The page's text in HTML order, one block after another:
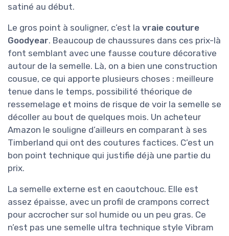
satiné au début.
Le gros point à souligner, c’est la vraie couture
Goodyear. Beaucoup de chaussures dans ces prix-là
font semblant avec une fausse couture décorative
autour de la semelle. Là, on a bien une construction
cousue, ce qui apporte plusieurs choses : meilleure
tenue dans le temps, possibilité théorique de
ressemelage et moins de risque de voir la semelle se
décoller au bout de quelques mois. Un acheteur
Amazon le souligne d’ailleurs en comparant à ses
Timberland qui ont des coutures factices. C’est un
bon point technique qui justifie déjà une partie du
prix.
La semelle externe est en caoutchouc. Elle est
assez épaisse, avec un profil de crampons correct
pour accrocher sur sol humide ou un peu gras. Ce
n’est pas une semelle ultra technique style Vibram